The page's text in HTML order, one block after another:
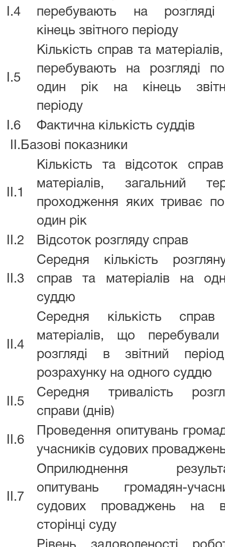
I.4
перебувають на
кінець звітного періоду
I.5
Кількість справ та
перебувають на розгляді
один рік на кінець
періоду
I.6
Фактична кількість суддів
II.Базові показники
II.1
Кількість та відсоток
матеріалів, загальний
проходження яких триває
один рік
II.2
Відсоток розгляду справ
II.3
Середня кількість
справ та матеріалів на
суддю
II.4
Середня кількість
матеріалів, що
розгляді в звітний
розрахунку на одного суддю
II.5
Середня тривалість
справи (днів)
II.6
Проведення опитувань
учасників судових
II.7
Оприлюднення
опитувань громадян-
судових проваджень на
сторінці суду